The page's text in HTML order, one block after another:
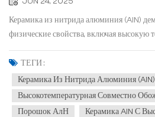
Керамика из нитрида алюминия (AlN)
физические свойства, включая высокую
диэлектрическую постоянную, высокую
твердость, нетоксичность и
аналогичный коэффициенту кремния.
ТЕГИ :
Керамика Из Нитрида Алюминия (AlN)
Высокотемпературная Совместно
Порошок АлН
Керамика AlN С